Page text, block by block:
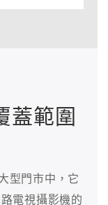
蓋範圍
型門市中，它
電視攝影機的